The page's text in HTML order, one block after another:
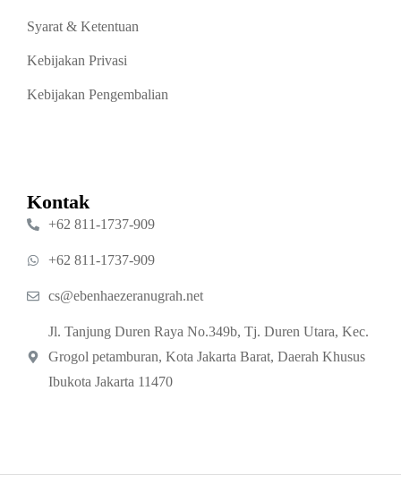
Syarat & Ketentuan
Kebijakan Privasi
Kebijakan Pengembalian
Kontak
‪+62 811‑1737‑909‬
‪+62 811‑1737‑909‬
cs@ebenhaezeranugrah.net
Jl. Tanjung Duren Raya No.349b, Tj. Duren Utara, Kec.
Grogol petamburan, Kota Jakarta Barat, Daerah Khusus
Ibukota Jakarta 11470